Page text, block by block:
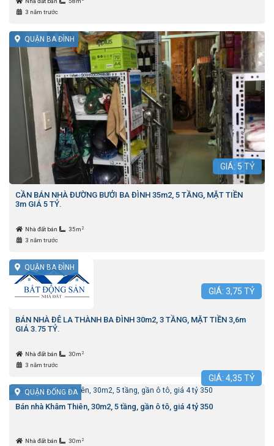
3 năm trước
QUẬN BA ĐÌNH
GIÁ: 5 TỶ
CẦN BÁN NHÀ ĐƯỜNG BƯỞI BA ĐÌNH 35m2, 5 TẦNG, MẶT TIỀN
3m GIÁ 5 TỶ.
Nhà đất bán 35m 2
3 năm trước
QUẬN BA ĐÌNH
GIÁ: 3,75 TỶ
BÁN NHÀ ĐÊ LA THÀNH BA ĐÌNH 30m2, 3 TẦNG, MẶT TIỀN 3,6m
GIÁ 3.75 TỶ.
Nhà đất bán 30m 2
3 năm trước
QUẬN ĐỐNG ĐA
GIÁ: 4,35 TỶ
Bán nhà Khâm Thiên, 30m2, 5 tầng, gần ô tô, giá 4 tỷ 350
Nhà đất bán 30m 2